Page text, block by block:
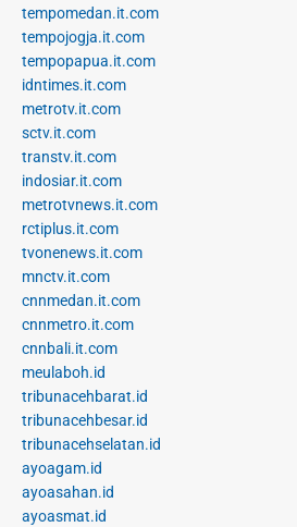
tempomedan.it.com
tempojogja.it.com
tempopapua.it.com
idntimes.it.com
metrotv.it.com
sctv.it.com
transtv.it.com
indosiar.it.com
metrotvnews.it.com
rctiplus.it.com
tvonenews.it.com
mnctv.it.com
cnnmedan.it.com
cnnmetro.it.com
cnnbali.it.com
meulaboh.id
tribunacehbarat.id
tribunacehbesar.id
tribunacehselatan.id
ayoagam.id
ayoasahan.id
ayoasmat.id